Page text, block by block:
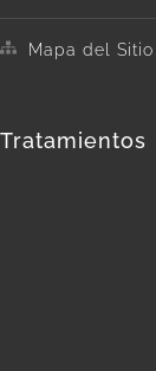
Mapa del Sitio
Tratamientos